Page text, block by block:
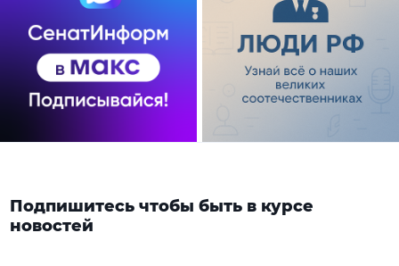
Подпишитесь чтобы быть в курсе
новостей